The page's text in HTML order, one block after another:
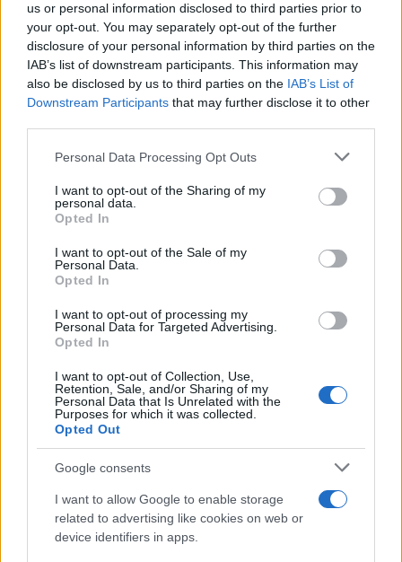
us or personal information disclosed to third parties prior to
your opt-out. You may separately opt-out of the further
disclosure of your personal information by third parties on the
IAB’s list of downstream participants. This information may
also be disclosed by us to third parties on the IAB’s List of
Downstream Participants that may further disclose it to other
Please note that this website/app uses one or more Google
not limited to your visit or usage behaviour. You may click to
grant or deny consent to Google and its third-party tags to
use your data for below specified purposes in below Google
consent section.
Personal Data Processing Opt Outs
I want to opt-out of the Sharing of my
personal data.
Opted In
I want to opt-out of the Sale of my
Personal Data.
Opted In
I want to opt-out of processing my
Personal Data for Targeted Advertising.
Opted In
I want to opt-out of Collection, Use,
Retention, Sale, and/or Sharing of my
Personal Data that Is Unrelated with the
Purposes for which it was collected.
Opted Out
Google consents
I want to allow Google to enable storage
related to advertising like cookies on web or
device identifiers in apps.
αναφέρει η ΕΛΑΣ, «να μην ανταποκρίνονται και να
διαγράφουν το συγκεκριμένο ή άλλα παρόμοια
μηνύματα καθώς και «να μην ανοίγουν» τα
συνημμένα αρχεία για αποφυγή προσβολής από
κακόβουλο λογισμικό».